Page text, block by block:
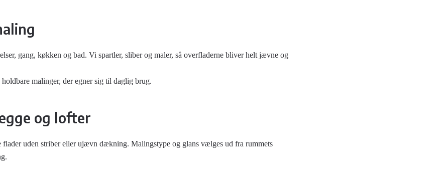
gang, køkken og bad. Vi spartler, sliber og maler, så overfladerne bliver helt jævne og
malinger, der egner sig til daglig brug.
og lofter
flader uden striber eller ujævn dækning. Malingstype og glans vælges ud fra rummets